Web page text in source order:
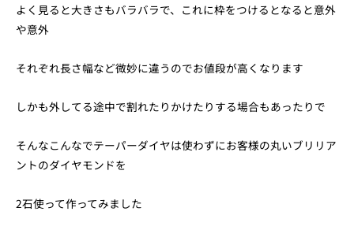
よく見ると大きさもバラバラで、これに枠をつけるとなると意外
や意外
それぞれ長さ幅など微妙に違うのでお値段が高くなります
しかも外してる途中で割れたりかけたりする場合もあったりで
そんなこんなでテーパーダイヤは使わずにお客様の丸いブリリア
ントのダイヤモンドを
2石使って作ってみました